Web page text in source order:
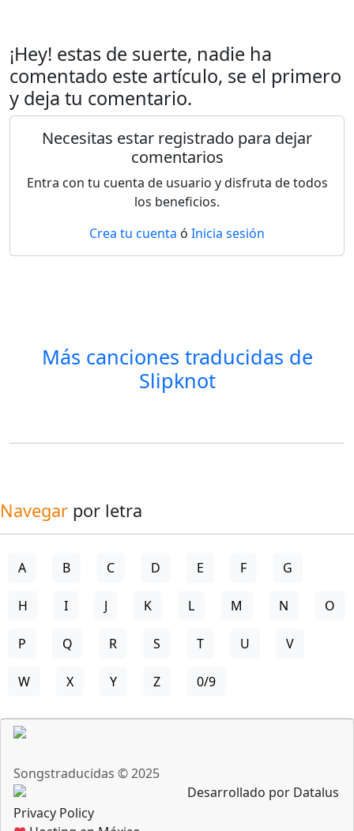
¡Hey! estas de suerte, nadie ha
comentado este artículo, se el primero
y deja tu comentario.
Necesitas estar registrado para dejar
comentarios
Entra con tu cuenta de usuario y disfruta de todos
los beneficios.
Crea tu cuenta ó Inicia sesión
Más canciones traducidas de
Slipknot
Navegar por letra
A B C D E F G
H I J K L M N O
P Q R S T U V
W X Y Z 0/9
Songstraducidas © 2025
Desarrollado por Datalus
Privacy Policy